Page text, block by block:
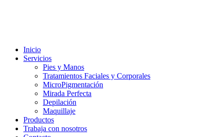
Inicio
Servicios
Pies y Manos
Tratamientos Faciales y Corporales
MicroPigmentación
Mirada Perfecta
Depilación
Maquillaje
Productos
Trabaja con nosotros